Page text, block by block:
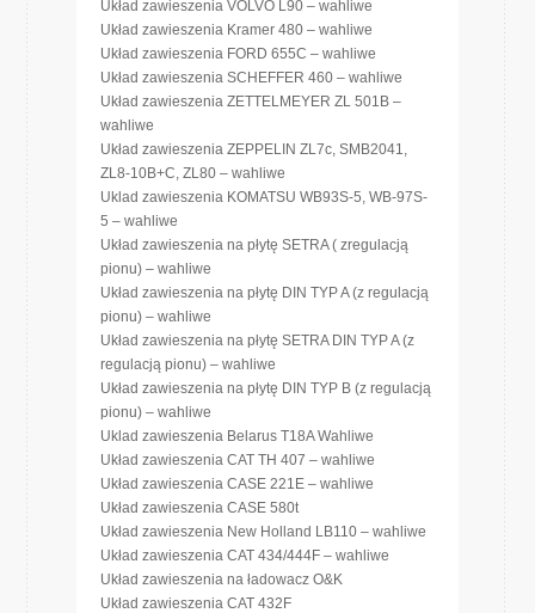
Układ zawieszenia VOLVO L90 – wahliwe
Układ zawieszenia Kramer 480 – wahliwe
Układ zawieszenia FORD 655C – wahliwe
Układ zawieszenia SCHEFFER 460 – wahliwe
Układ zawieszenia ZETTELMEYER ZL 501B –
wahliwe
Układ zawieszenia ZEPPELIN ZL7c, SMB2041,
ZL8-10B+C, ZL80 – wahliwe
Uklad zawieszenia KOMATSU WB93S-5, WB-97S-
5 – wahliwe
Układ zawieszenia na płytę SETRA ( zregulacją
pionu) – wahliwe
Układ zawieszenia na płytę DIN TYP A (z regulacją
pionu) – wahliwe
Układ zawieszenia na płytę SETRA DIN TYP A (z
regulacją pionu) – wahliwe
Układ zawieszenia na płytę DIN TYP B (z regulacją
pionu) – wahliwe
Uklad zawieszenia Belarus T18A Wahliwe
Układ zawieszenia CAT TH 407 – wahliwe
Układ zawieszenia CASE 221E – wahliwe
Układ zawieszenia CASE 580t
Układ zawieszenia New Holland LB110 – wahliwe
Układ zawieszenia CAT 434/444F – wahliwe
Układ zawieszenia na ładowacz O&K
Układ zawieszenia CAT 432F